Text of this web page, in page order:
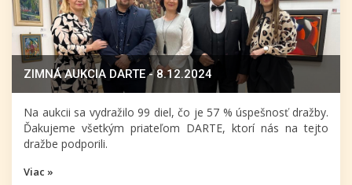
ZIMNÁ AUKCIA DARTE - 8.12.2024
Na aukcii sa vydražilo 99 diel, čo je 57 % úspešnosť dražby.
Ďakujeme všetkým priateľom DARTE, ktorí nás na tejto
dražbe podporili.
Viac »